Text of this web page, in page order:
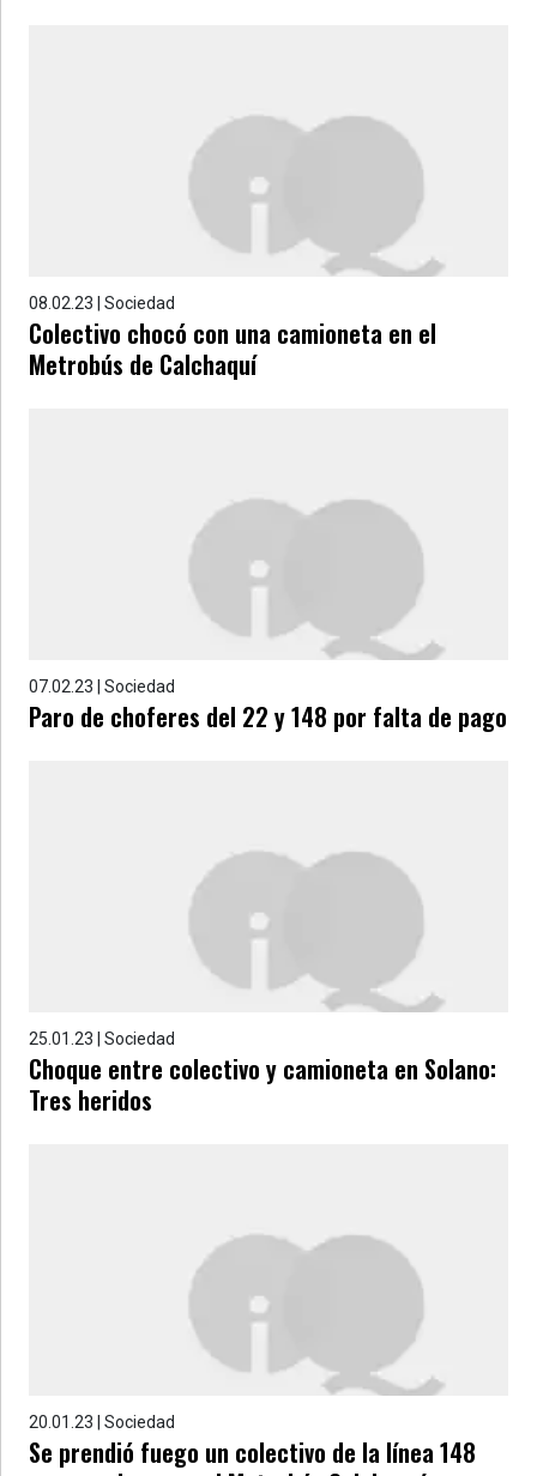
08.02.23 | Sociedad
Colectivo chocó con una camioneta en el
Metrobús de Calchaquí
07.02.23 | Sociedad
Paro de choferes del 22 y 148 por falta de pago
25.01.23 | Sociedad
Choque entre colectivo y camioneta en Solano:
Tres heridos
20.01.23 | Sociedad
Se prendió fuego un colectivo de la línea 148